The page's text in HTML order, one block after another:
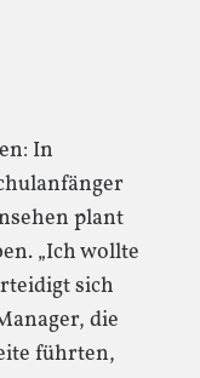
In
plant
„Ich wollte
sich
die
führten,